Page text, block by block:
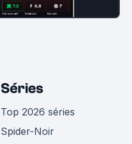
Séries
Top 2026 séries
Spider-Noir